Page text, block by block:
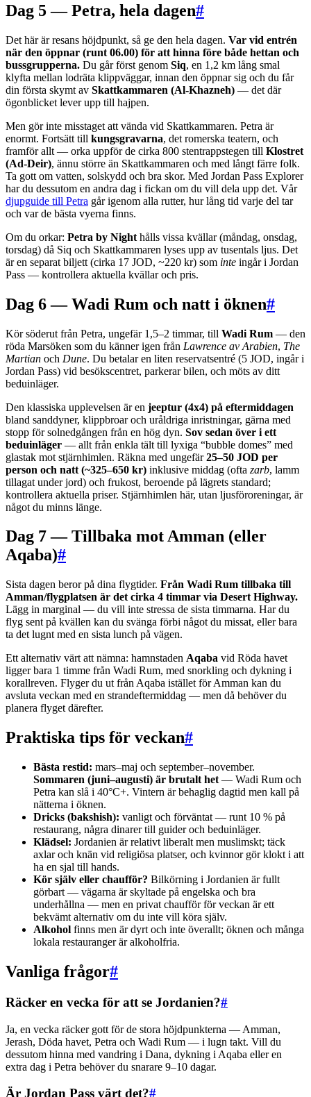
Dag 5 — Petra, hela dagen#
Det här är resans höjdpunkt, så ge den hela dagen. Var vid entrén
när den öppnar (runt 06.00) för att hinna före både hettan och
bussgrupperna. Du går först genom Siq, en 1,2 km lång smal
klyfta mellan lodräta klippväggar, innan den öppnar sig och du får
din första skymt av Skattkammaren (Al-Khazneh) — det där
ögonblicket lever upp till hajpen.
Men gör inte misstaget att vända vid Skattkammaren. Petra är
enormt. Fortsätt till kungsgravarna, det romerska teatern, och
framför allt — orka uppför de cirka 800 stentrappstegen till Klostret
(Ad-Deir), ännu större än Skattkammaren och med långt färre folk.
Ta gott om vatten, solskydd och bra skor. Med Jordan Pass Explorer
har du dessutom en andra dag i fickan om du vill dela upp det. Vår
djupguide till Petra går igenom alla rutter, hur lång tid varje del tar
och var de bästa vyerna finns.
Om du orkar: Petra by Night hålls vissa kvällar (måndag, onsdag,
torsdag) då Siq och Skattkammaren lyses upp av tusentals ljus. Det
är en separat biljett (cirka 17 JOD, ~220 kr) som inte ingår i Jordan
Pass — kontrollera aktuella kvällar och pris.
Dag 6 — Wadi Rum och natt i öknen#
Kör söderut från Petra, ungefär 1,5–2 timmar, till Wadi Rum — den
röda Marsöken som du känner igen från Lawrence av Arabien, The
Martian och Dune. Du betalar en liten reservatsentré (5 JOD, ingår i
Jordan Pass) vid besökscentret, parkerar bilen, och möts av ditt
beduinläger.
Den klassiska upplevelsen är en jeeptur (4x4) på eftermiddagen
bland sanddyner, klippbroar och uråldriga inristningar, gärna med
stopp för solnedgången från en hög dyn. Sov sedan över i ett
beduinläger — allt från enkla tält till lyxiga “bubble domes” med
glastak mot stjärnhimlen. Räkna med ungefär25–50 JOD per
person och natt (~325–650 kr) inklusive middag (ofta zarb, lamm
tillagat under jord) och frukost, beroende på lägrets standard;
kontrollera aktuella priser. Stjärnhimlen här, utan ljusföroreningar, är
något du minns länge.
Dag 7 — Tillbaka mot Amman (eller
Aqaba)#
Sista dagen beror på dina flygtider. Från Wadi Rum tillbaka till
Amman/flygplatsen är det cirka 4 timmar via Desert Highway.
Lägg in marginal — du vill inte stressa de sista timmarna. Har du
flyg sent på kvällen kan du svänga förbi något du missat, eller bara
ta det lugnt med en sista lunch på vägen.
Ett alternativ värt att nämna: hamnstaden Aqaba vid Röda havet
ligger bara 1 timme från Wadi Rum, med snorkling och dykning i
korallreven. Flyger du ut från Aqaba istället för Amman kan du
avsluta veckan med en strandeftermiddag — men då behöver du
planera flyget därefter.
Praktiska tips för veckan#
Bästa restid: mars–maj och september–november.
Sommaren (juni–augusti) är brutalt het — Wadi Rum och
Petra kan slå i 40°C+. Vintern är behaglig dagtid men kall på
nätterna i öknen.
Dricks (bakshish): vanligt och förväntat — runt 10 % på
restaurang, några dinarer till guider och beduinläger.
Klädsel: Jordanien är relativt liberalt men muslimskt; täck
axlar och knän vid religiösa platser, och kvinnor gör klokt i att
ha en sjal till hands.
Kör själv eller chaufför? Bilkörning i Jordanien är fullt
görbart — vägarna är skyltade på engelska och bra
underhållna — men en privat chaufför för veckan är ett
bekvämt alternativ om du inte vill köra själv.
Alkohol finns men är dyrt och inte överallt; öknen och många
lokala restauranger är alkoholfria.
Vanliga frågor#
Räcker en vecka för att se Jordanien?#
Ja, en vecka räcker gott för de stora höjdpunkterna — Amman,
Jerash, Döda havet, Petra och Wadi Rum — i lugn takt. Vill du
dessutom hinna med vandring i Dana, dykning i Aqaba eller en
extra dag i Petra behöver du snarare 9–10 dagar.
Är Jordan Pass värt det?#